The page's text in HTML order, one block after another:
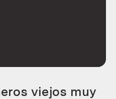
viejos muy